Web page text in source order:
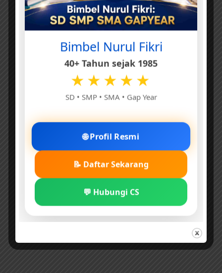
Bimbel Nurul Fikri
40+ Tahun sejak 1985
★★★★★
SD • SMP • SMA • Gap Year
🌐 Profil Resmi
📝 Daftar Sekarang
💬 Hubungi CS